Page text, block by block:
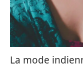
La mode